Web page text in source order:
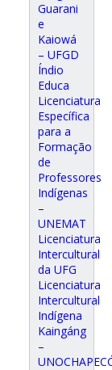
Guarani
e
Kaiowá
– UFGD
Índio
Educa
Licenciatura
Específica
para a
Formação
de
Professores
Indígenas
–
UNEMAT
Licenciatura
Intercultural
da UFG
Licenciatura
Intercultural
Indígena
Kaingáng
–